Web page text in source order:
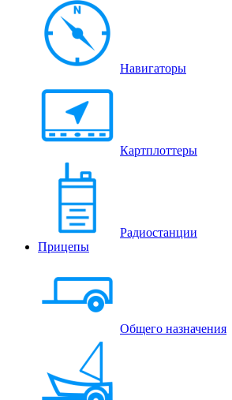
Навигаторы
Картплоттеры
Радиостанции
Прицепы
Общего назначения